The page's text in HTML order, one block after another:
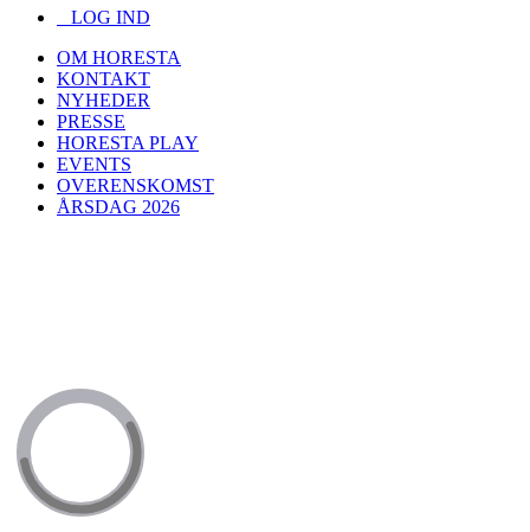
LOG IND
OM HORESTA
KONTAKT
NYHEDER
PRESSE
HORESTA PLAY
EVENTS
OVERENSKOMST
ÅRSDAG 2026